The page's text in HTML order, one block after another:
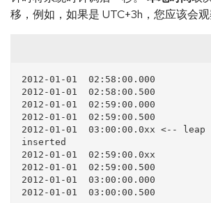
移，例如，如果是 UTC+3h，您应该会观
2012-01-01  02:58:00.000
2012-01-01  02:58:00.500
2012-01-01  02:59:00.000
2012-01-01  02:59:00.500
2012-01-01  03:00:00.0xx <-- leap
inserted
2012-01-01  02:59:00.0xx
2012-01-01  02:59:00.500
2012-01-01  03:00:00.000